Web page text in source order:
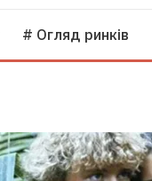
# Огляд ринків